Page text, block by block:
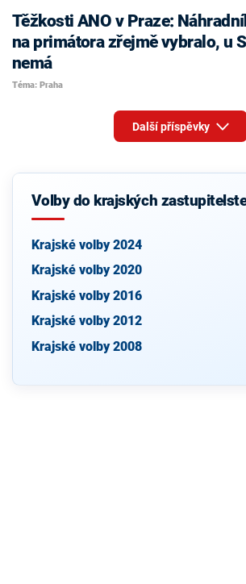
Těžkosti ANO v Praze:
na primátora zřejmě vybralo, u
nemá
Téma: Praha
Další příspěvky
Volby do krajských
Krajské volby 2024
Krajské volby 2020
Krajské volby 2016
Krajské volby 2012
Krajské volby 2008